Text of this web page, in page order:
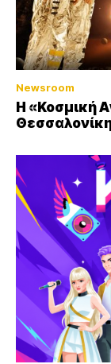
Newsroom
Η «Κοσμική